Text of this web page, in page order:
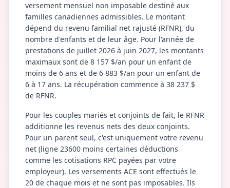
versement mensuel non imposable destiné aux
familles canadiennes admissibles. Le montant
dépend du revenu familial net rajusté (RFNR), du
nombre d'enfants et de leur âge. Pour l'année de
prestations de juillet 2026 à juin 2027, les montants
maximaux sont de 8 157 $/an pour un enfant de
moins de 6 ans et de 6 883 $/an pour un enfant de
6 à 17 ans. La récupération commence à 38 237 $
de RFNR.
Pour les couples mariés et conjoints de fait, le RFNR
additionne les revenus nets des deux conjoints.
Pour un parent seul, c'est uniquement votre revenu
net (ligne 23600 moins certaines déductions
comme les cotisations RPC payées par votre
employeur). Les versements ACE sont effectués le
20 de chaque mois et ne sont pas imposables. Ils